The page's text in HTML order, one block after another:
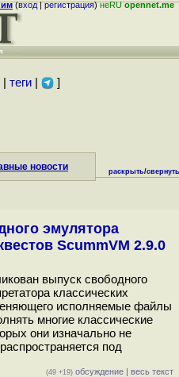
(вход|регистрация)неRUopennet.me
| теги| ]
новости раскрыть/свернуть
эмулятора
ScummVM 2.9.0
выпуск свободного
классических
исполняемые файлы
многие классические
они изначально не
под
(49 +19) обсуждение | весь текст